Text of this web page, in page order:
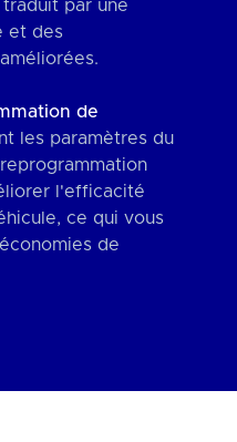
par une
et des
de
les paramètres du
l'efficacité
ce qui vous
de